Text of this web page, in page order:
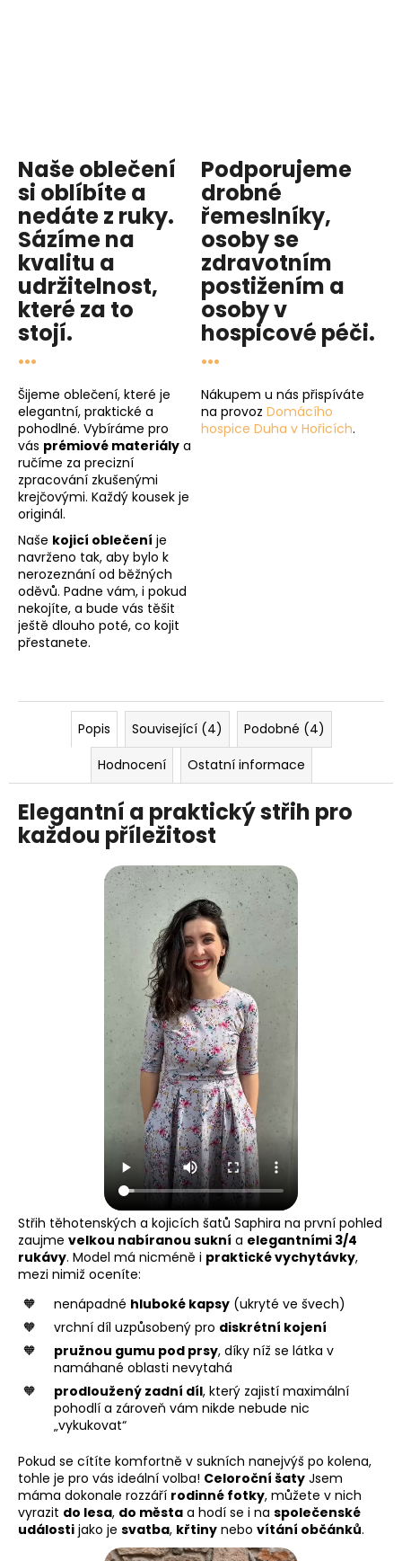
Naše oblečení
si oblíbíte a
nedáte z ruky.
Sázíme na
kvalitu a
udržitelnost,
které za to
stojí.
...
Šijeme oblečení, které je
elegantní, praktické a
pohodlné. Vybíráme pro
vás prémiové materiály a
ručíme za precizní
zpracování zkušenými
krejčovými. Každý kousek je
originál.
Naše kojicí oblečení je
navrženo tak, aby bylo k
nerozeznání od běžných
oděvů. Padne vám, i pokud
nekojíte, a bude vás těšit
ještě dlouho poté, co kojit
přestanete.
Podporujeme
drobné
řemeslníky,
osoby se
zdravotním
postižením a
osoby v
hospicové péči.
...
Nákupem u nás přispíváte
na provoz Domácího
hospice Duha v Hořicích.
Popis Související (4)
Podobné (4)
Hodnocení
Ostatní informace
Elegantní a praktický střih pro
každou příležitost
Střih těhotenských a kojicích šatů Saphira na první pohled
zaujme velkou nabíranou sukní a elegantními 3/4
rukávy. Model má nicméně i praktické vychytávky,
mezi nimiž oceníte:
nenápadné hluboké kapsy (ukryté ve švech)
vrchní díl uzpůsobený pro diskrétní kojení
pružnou gumu pod prsy, díky níž se látka v
namáhané oblasti nevytahá
prodloužený zadní díl, který zajistí maximální
pohodlí a zároveň vám nikde nebude nic
„vykukovat“
Pokud se cítíte komfortně v sukních nanejvýš po kolena,
tohle je pro vás ideální volba! Celoroční šaty Jsem
máma dokonale rozzáří rodinné fotky, můžete v nich
vyrazit do lesa, do města a hodí se i na společenské
události jako je svatba, křtiny nebo vítání občánků.